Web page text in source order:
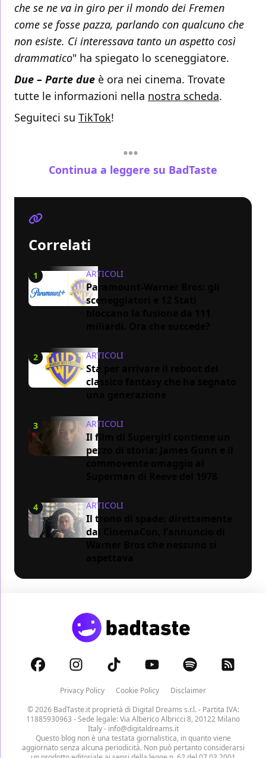
che se ne va in giro per il mondo dei Fremen
come se fosse pazza, parlando con qualcuno che
non esiste. Ci interessava tanto un aspetto così
drammatico" ha spiegato lo sceneggiatore.
Due – Parte due è ora nei cinema. Trovate
tutte le informazioni nella nostra scheda.
Seguiteci su TikTok!
Continua a leggere su BadTaste
Correlati
1 ARTICOLI
Paramount-Warner Bros: gli
sceneggiatori e 12 Stati
2 ARTICOLI
Sta per arrivare il reboot del
classico fantasy che ha segnato
3 ARTICOLI
Il film di Supergirl contiene un
pezzo di storia: James Gunn e il
4 ARTICOLI
Il trono di spade: direttamente
dal CinemaCon, l'annuncio di
Privacy Policy Cookie Policy
Disclaimer
© 2026 BadTaste.it proprietà di Digital Dreams s.r.l.- Partita IVA:
11885930963 - Sede legale: Via Alberico Albricci 8, 20122 Milano
Italy - info@digitaldreams.it
Questo blog non è una testata giornalistica, in quanto viene
aggiornato senza alcuna periodicità. Non può pertanto considerarsi